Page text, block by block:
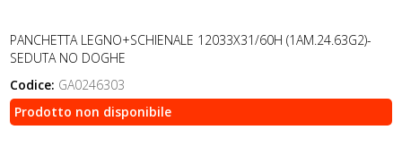
PANCHETTA LEGNO+SCHIENALE 12033X31/60H (1AM.24.63G2)-
SEDUTA NO DOGHE
Codice: GA0246303
Prodotto non disponibile